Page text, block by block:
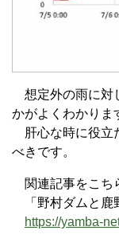
想定外の雨に対
かがよくわかりま
肝心な時に役立
べきです。
関連記事をこち
「野村ダムと鹿
https://yamba-